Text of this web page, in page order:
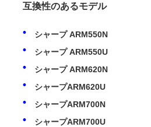
互換性のあるモデル
シャープ ARM550N
シャープ ARM550U
シャープ ARM620N
シャープARM620U
シャープARM700N
シャープARM700U